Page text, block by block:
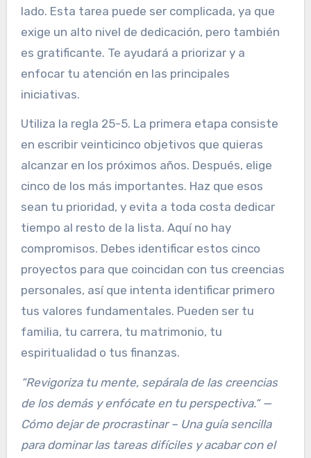
lado. Esta tarea puede ser complicada, ya que
exige un alto nivel de dedicación, pero también
es gratificante. Te ayudará a priorizar y a
enfocar tu atención en las principales
iniciativas.
Utiliza la regla 25-5. La primera etapa consiste
en escribir veinticinco objetivos que quieras
alcanzar en los próximos años. Después, elige
cinco de los más importantes. Haz que esos
sean tu prioridad, y evita a toda costa dedicar
tiempo al resto de la lista. Aquí no hay
compromisos. Debes identificar estos cinco
proyectos para que coincidan con tus creencias
personales, así que intenta identificar primero
tus valores fundamentales. Pueden ser tu
familia, tu carrera, tu matrimonio, tu
espiritualidad o tus finanzas.
“Revigoriza tu mente, sepárala de las creencias
de los demás y enfócate en tu perspectiva.“ —
Cómo dejar de procrastinar – Una guía sencilla
para dominar las tareas difíciles y acabar con el